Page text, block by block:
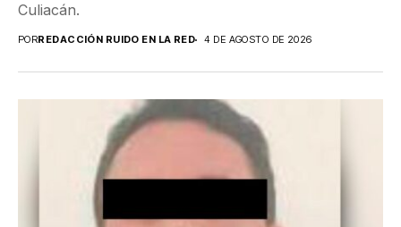
Culiacán.
PORREDACCIÓN RUIDO EN LA RED 4 DE AGOSTO DE 2026